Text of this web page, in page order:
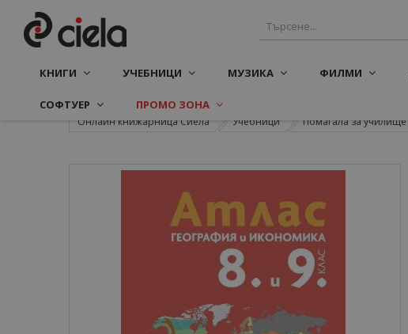
КНИГИ УЧЕБНИЦИ МУЗИКА ФИЛМИ
СОФТУЕР ПРОМО ЗОНА
Онлайн книжарница Сиела Учебници Помагала за училище